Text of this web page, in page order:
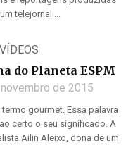
telejornal ...
VÍDEOS
do Planeta ESPM
de 2015
gourmet. Essa palavra
certo o seu significado. A
Ailin Aleixo, dona de um